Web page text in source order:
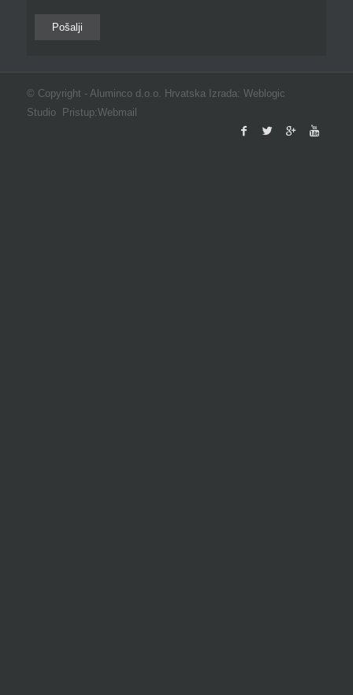
© Copyright - Aluminco d.o.o. HrvatskaIzrada: Weblogic
StudioPristup:Webmail